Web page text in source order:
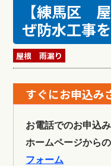
【練馬区
ぜ防水工事
屋根 雨漏り
すぐにお申込み
お電話でのお申
ホームページか
フォーム